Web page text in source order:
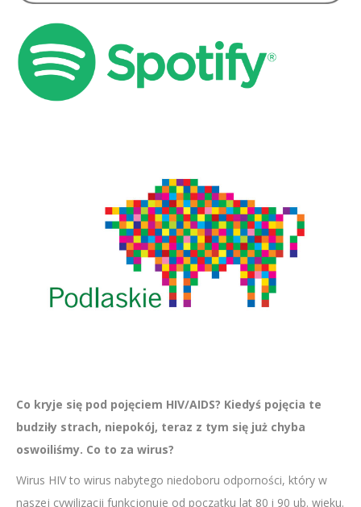
Co kryje się pod pojęciem HIV/AIDS? Kiedyś pojęcia te
budziły strach, niepokój, teraz z tym się już chyba
oswoiliśmy. Co to za wirus?
Wirus HIV to wirus nabytego niedoboru odporności, który w
naszej cywilizacji funkcjonuje od początku lat 80 i 90 ub. wieku.